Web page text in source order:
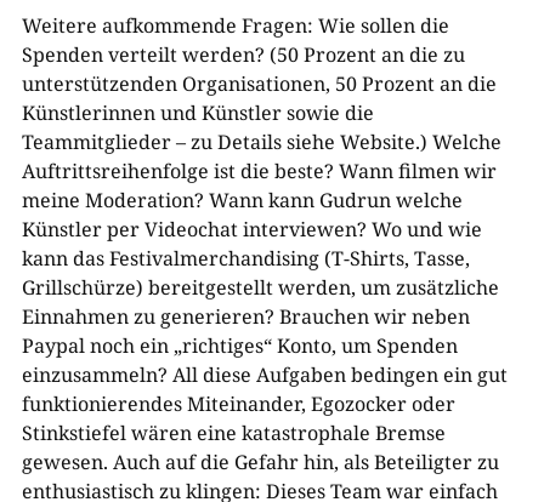
Weitere aufkommende Fragen: Wie sollen die
Spenden verteilt werden? (50 Prozent an die zu
unterstützenden Organisationen, 50 Prozent an die
Künstlerinnen und Künstler sowie die
Teammitglieder – zu Details siehe Website.) Welche
Auftrittsreihenfolge ist die beste? Wann filmen wir
meine Moderation? Wann kann Gudrun welche
Künstler per Videochat interviewen? Wo und wie
kann das Festivalmerchandising (T-Shirts, Tasse,
Grillschürze) bereitgestellt werden, um zusätzliche
Einnahmen zu generieren? Brauchen wir neben
Paypal noch ein „richtiges“ Konto, um Spenden
einzusammeln? All diese Aufgaben bedingen ein gut
funktionierendes Miteinander, Egozocker oder
Stinkstiefel wären eine katastrophale Bremse
gewesen. Auch auf die Gefahr hin, als Beteiligter zu
enthusiastisch zu klingen: Dieses Team war einfach